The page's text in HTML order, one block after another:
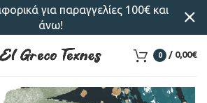
0 / 0,00€
για παραγγελίες 100€ και
άνω!